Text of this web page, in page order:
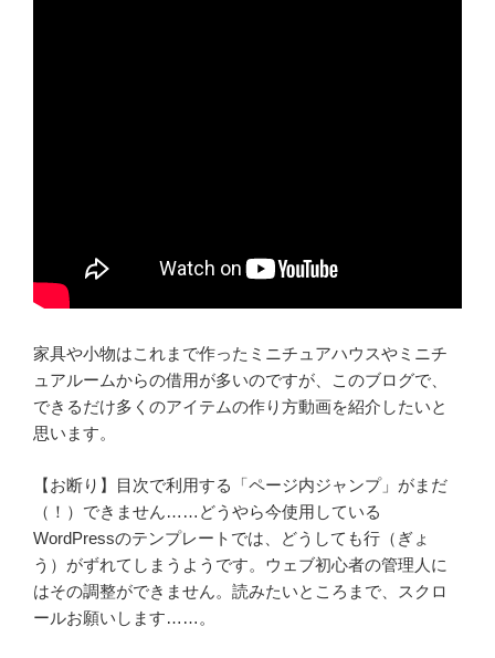
家具や小物はこれまで作ったミニチュアハウスやミニチ
ュアルームからの借用が多いのですが、このブログで、
できるだけ多くのアイテムの作り方動画を紹介したいと
思います。
【お断り】目次で利用する「ページ内ジャンプ」がまだ
（！）できません……どうやら今使用している
WordPressのテンプレートでは、どうしても行（ぎょ
う）がずれてしまうようです。ウェブ初心者の管理人に
はその調整ができません。読みたいところまで、スクロ
ールお願いします……。